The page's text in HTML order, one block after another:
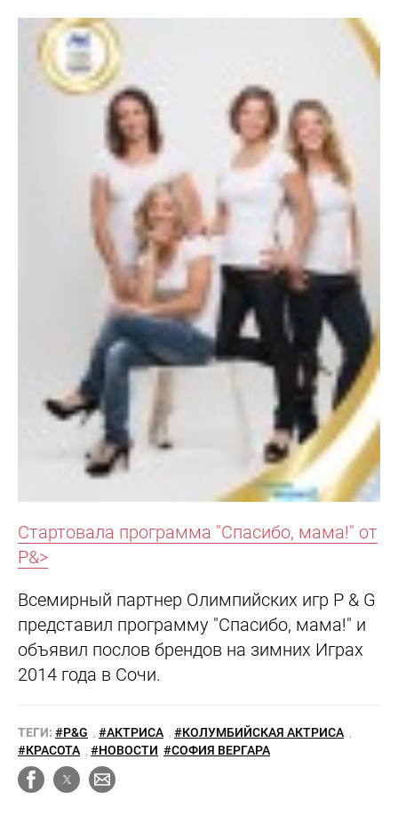
Стартовала программа "Спасибо, мама!" от
P&>
Всемирный партнер Олимпийских игр P & G
представил программу "Спасибо, мама!" и
объявил послов брендов на зимних Играх
2014 года в Сочи.
ТЕГИ: #P&G #АКТРИСА #КОЛУМБИЙСКАЯ АКТРИСА
#КРАСОТА
#НОВОСТИ #СОФИЯ ВЕРГАРА